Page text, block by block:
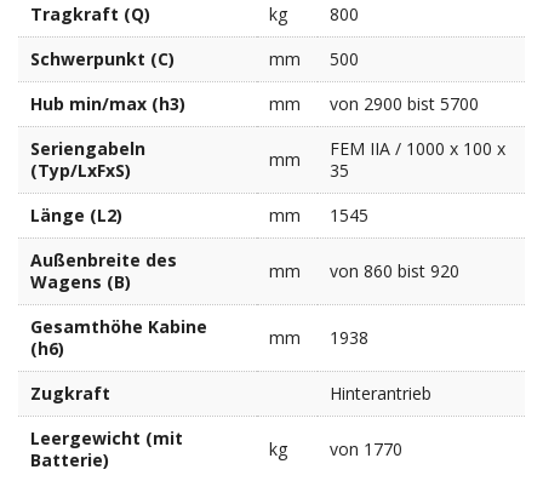
Tragkraft (Q) kg
800
Schwerpunkt (C)
mm
500
Hub min/max (h3)
mm
von 2900 bist 5700
Seriengabeln
(Typ/LxFxS)
mm
FEM IIA / 1000 x 100 x
35
Länge (L2)
mm
1545
Außenbreite des
Wagens (B)
mm von 860 bist 920
Gesamthöhe Kabine
(h6)
mm 1938
Zugkraft
Hinterantrieb
Leergewicht (mit
Batterie)
kg von 1770